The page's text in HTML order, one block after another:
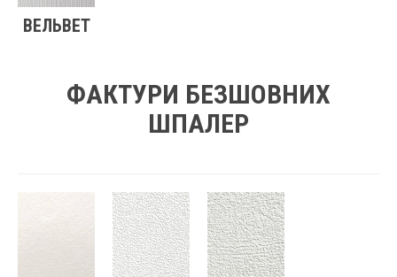
ВЕЛЬВЕТ
ФАКТУРИ БЕЗШОВНИХ
ШПАЛЕР